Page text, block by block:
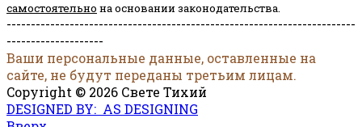
самостоятельно на основании законодательства.
------------------------------------------------------------------------
--------------------
Ваши персональные данные, оставленные на
сайте, не будут переданы третьим лицам.
Copyright © 2026 Свете Тихий
DESIGNED BY: AS DESIGNING